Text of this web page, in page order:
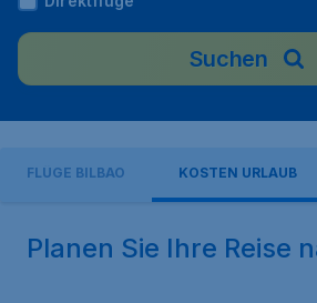
Suchen
FLÜGE BILBAO KOSTEN URLAUB
Planen Sie Ihre Reise